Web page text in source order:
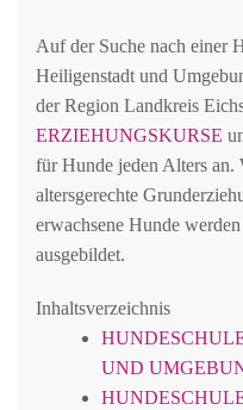
Auf der Suche nach einer
Heiligenstadt und
der Region Landkreis
ERZIEHUNGSKURSE
für Hunde jeden Alters an.
altersgerechte
erwachsene Hunde
ausgebildet.
Inhaltsverzeichnis
UND